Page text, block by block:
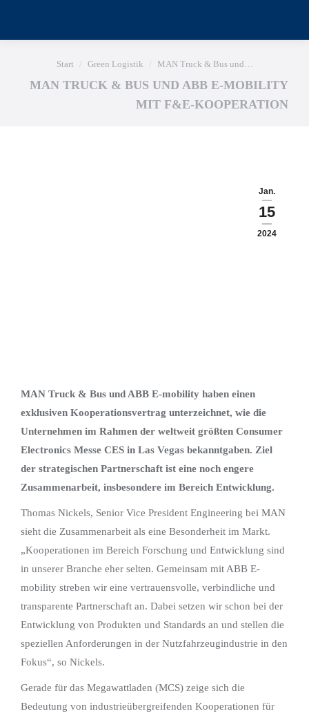
Sie befinden sich hier:
Start Green Logistik MAN Truck & Bus und…
MAN TRUCK & BUS UND ABB E-MOBILITY
MIT F&E-KOOPERATION
Jan.
15
2024
MAN Truck & Bus und ABB E-mobility haben einen
exklusiven Kooperationsvertrag unterzeichnet, wie die
Unternehmen im Rahmen der weltweit größten Consumer
Electronics Messe CES in Las Vegas bekanntgaben. Ziel
der strategischen Partnerschaft ist eine noch engere
Zusammenarbeit, insbesondere im Bereich Entwicklung.
Thomas Nickels, Senior Vice President Engineering bei MAN
sieht die Zusammenarbeit als eine Besonderheit im Markt.
„Kooperationen im Bereich Forschung und Entwicklung sind
in unserer Branche eher selten. Gemeinsam mit ABB E-
mobility streben wir eine vertrauensvolle, verbindliche und
transparente Partnerschaft an. Dabei setzen wir schon bei der
Entwicklung von Produkten und Standards an und stellen die
speziellen Anforderungen in der Nutzfahrzeugindustrie in den
Fokus“, so Nickels.
Gerade für das Megawattladen (MCS) zeige sich die
Bedeutung von industrieübergreifenden Kooperationen für